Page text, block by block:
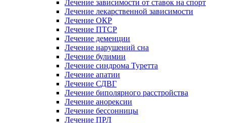
Лечение зависимости от ставок на спорт
Лечение лекарственной зависимости
Лечение ОКР
Лечение ПТСР
Лечение деменции
Лечение нарушений сна
Лечение булимии
Лечение синдрома Туретта
Лечение апатии
Лечение СДВГ
Лечение биполярного расстройства
Лечение анорексии
Лечение бессонницы
Лечение ПРЛ